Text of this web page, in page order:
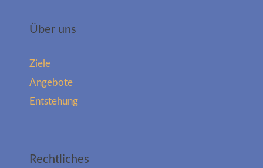
Über uns
Ziele
Angebote
Entstehung
Rechtliches